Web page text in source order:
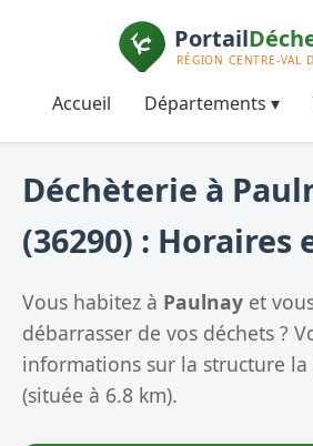
Accueil Départements ▾
Déchèterie à
(36290) : Horaires
Vous habitez à Paulnay et
débarrasser de vos déchets ?
informations sur la structure la
(située à 6.8 km).